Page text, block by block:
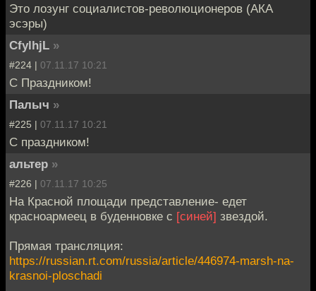
Это лозунг социалистов-революционеров (АКА
эсэры)
CfylhjL »
#224 | 07.11.17 10:21
С Праздником!
Палыч »
#225 | 07.11.17 10:21
С праздником!
альтер »
#226 | 07.11.17 10:25
На Красной площади представление- едет
красноармеец в буденновке с [синей] звездой.
Прямая трансляция:
https://russian.rt.com/russia/article/446974-marsh-na-
krasnoi-ploschadi